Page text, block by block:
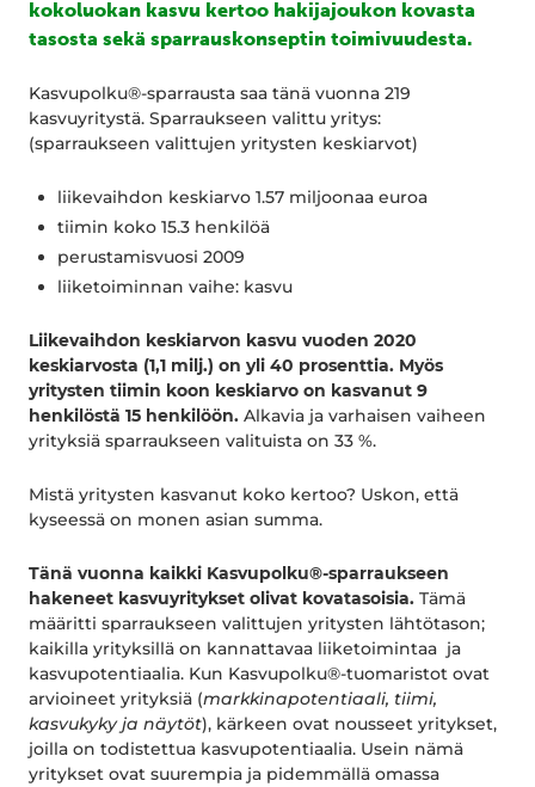
kokoluokan kasvu kertoo hakijajoukon kovasta
tasosta sekä sparrauskonseptin toimivuudesta.
Kasvupolku®-sparrausta saa tänä vuonna 219
kasvuyritystä. Sparraukseen valittu yritys:
(sparraukseen valittujen yritysten keskiarvot)
liikevaihdon keskiarvo 1.57 miljoonaa euroa
tiimin koko 15.3 henkilöä
perustamisvuosi 2009
liiketoiminnan vaihe: kasvu
Liikevaihdon keskiarvon kasvu vuoden 2020
keskiarvosta (1,1 milj.) on yli 40 prosenttia. Myös
yritysten tiimin koon keskiarvo on kasvanut 9
henkilöstä 15 henkilöön. Alkavia ja varhaisen vaiheen
yrityksiä sparraukseen valituista on 33 %.
Mistä yritysten kasvanut koko kertoo? Uskon, että
kyseessä on monen asian summa.
Tänä vuonna kaikki Kasvupolku®-sparraukseen
hakeneet kasvuyritykset olivat kovatasoisia. Tämä
määritti sparraukseen valittujen yritysten lähtötason;
kaikilla yrityksillä on kannattavaa liiketoimintaa ja
kasvupotentiaalia. Kun Kasvupolku®-tuomaristot ovat
arvioineet yrityksiä (markkinapotentiaali, tiimi,
kasvukyky ja näytöt), kärkeen ovat nousseet yritykset,
joilla on todistettua kasvupotentiaalia. Usein nämä
yritykset ovat suurempia ja pidemmällä omassa